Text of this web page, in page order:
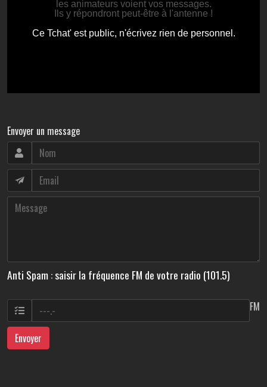
Envoyer un message
Anti Spam : saisir la fréquence FM de votre radio (101.5)
FM
Envoyer